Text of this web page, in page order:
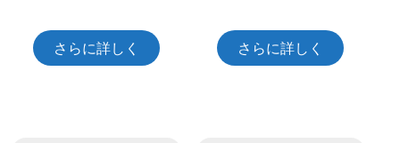
さらに詳しく さらに詳しく